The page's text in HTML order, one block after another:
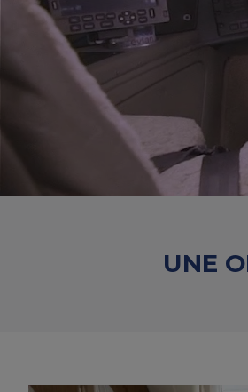
UNE